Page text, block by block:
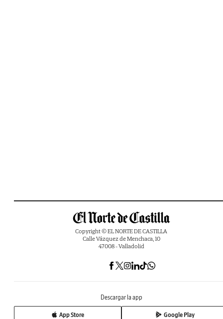
Copyright © EL NORTE DE CASTILLA
Calle Vázquez de Menchaca, 10
47008 - Valladolid
Descargar la app
App Store Google Play